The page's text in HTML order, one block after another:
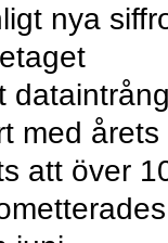
nya
med årets
att över